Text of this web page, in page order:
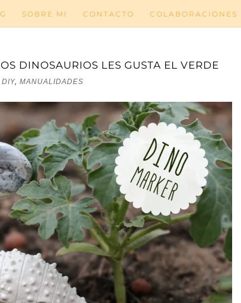
SOBRE MI CONTACTO COLABORACIONES
DINOSAURIOS LES GUSTA EL VERDE
DIY, MANUALIDADES